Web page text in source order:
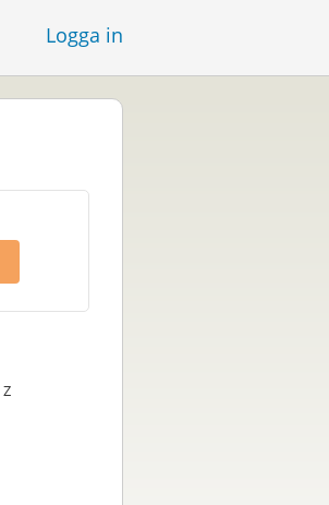
Logga in
Z